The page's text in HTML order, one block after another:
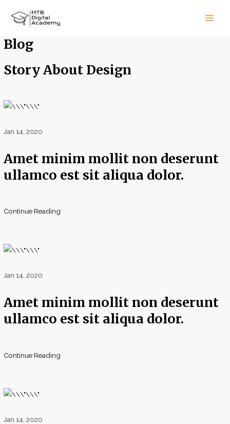
Blog
Story About Design
Jan 14, 2020
Amet minim mollit non deserunt
ullamco est sit aliqua dolor.
Continue Reading
Jan 14, 2020
Amet minim mollit non deserunt
ullamco est sit aliqua dolor.
Continue Reading
Jan 14, 2020